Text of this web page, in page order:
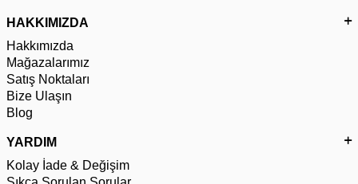
HAKKIMIZDA
Hakkımızda
Mağazalarımız
Satış Noktaları
Bize Ulaşın
Blog
YARDIM
Kolay İade & Değişim